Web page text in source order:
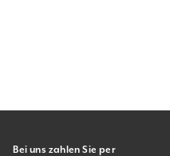
Bei uns zahlen Sie per